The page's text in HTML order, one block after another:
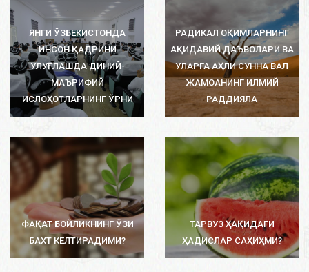
ЯНГИ ЎЗБЕКИСТОНДА
ИНСОН ҚАДРИНИ
УЛУҒЛАШДА ДИНИЙ-
МАЪРИФИЙ
ИСЛОҲОТЛАРНИНГ ЎРНИ
РАДИКАЛ ОҚИМЛАРНИНГ
АҚИДАВИЙ ДАЪВОЛАРИ ВА
УЛАРГА АҲЛИ СУННА ВАЛ
ЖАМОАНИНГ ИЛМИЙ
РАДДИЯЛА
ФАҚАТ БОЙЛИКНИНГ ЎЗИ
БАХТ КЕЛТИРАДИМИ?
ТАРВУЗ ҲАҚИДАГИ
ҲАДИСЛАР САҲИҲМИ?